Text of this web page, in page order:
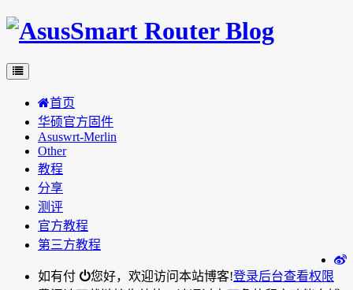
首页
华硕官方固件
Asuswrt-Merlin
Other
教程
分享
测评
官方教程
第三方教程
您好，欢迎访问本站博客!登录后台查看权限
如有付